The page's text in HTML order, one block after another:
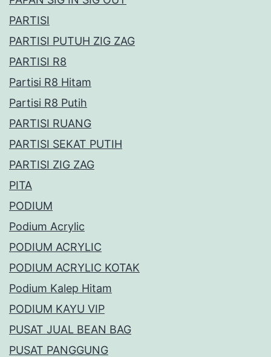
PARTISI
PARTISI PUTUH ZIG ZAG
PARTISI R8
Partisi R8 Hitam
Partisi R8 Putih
PARTISI RUANG
PARTISI SEKAT PUTIH
PARTISI ZIG ZAG
PITA
PODIUM
Podium Acrylic
PODIUM ACRYLIC
PODIUM ACRYLIC KOTAK
Podium Kalep Hitam
PODIUM KAYU VIP
PUSAT JUAL BEAN BAG
PUSAT PANGGUNG